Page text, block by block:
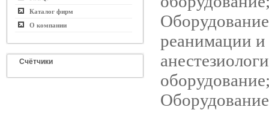
Каталог фирм
О компании
Счётчики
реанимации и